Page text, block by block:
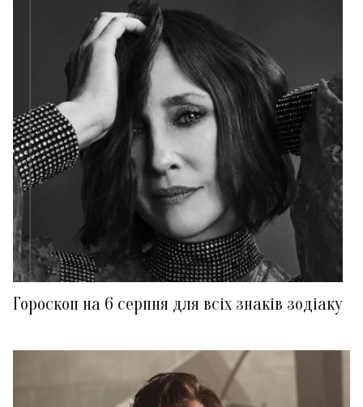
Гороскоп на 6 серпня для всіх знаків зодіаку